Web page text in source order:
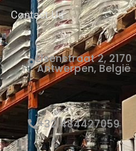
Contact Us
Elsenstraat 2, 2170
Antwerpen, België
+32 484427059